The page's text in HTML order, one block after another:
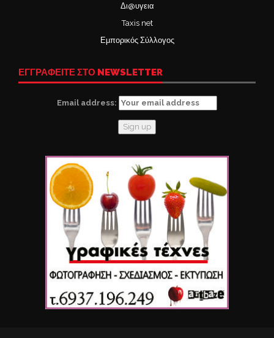
Δι@υγεια
Taxis net
Εμπορικός Σύλλογος
ΕΓΓΡΑΦΕΙΤΕ ΣΤΟ NEWSLETTER
Email address: